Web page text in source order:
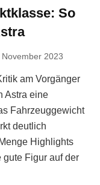
So
November 2023
am Vorgänger
Astra eine
Fahrzeuggewicht
deutlich
Highlights
gute Figur auf der